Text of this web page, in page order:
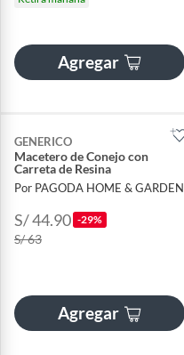
Agregar
GENERICO
Macetero de Conejo con
Carreta de Resina
Por PAGODA HOME & GARDEN
S/ 44.90 -29%
S/ 63
Agregar